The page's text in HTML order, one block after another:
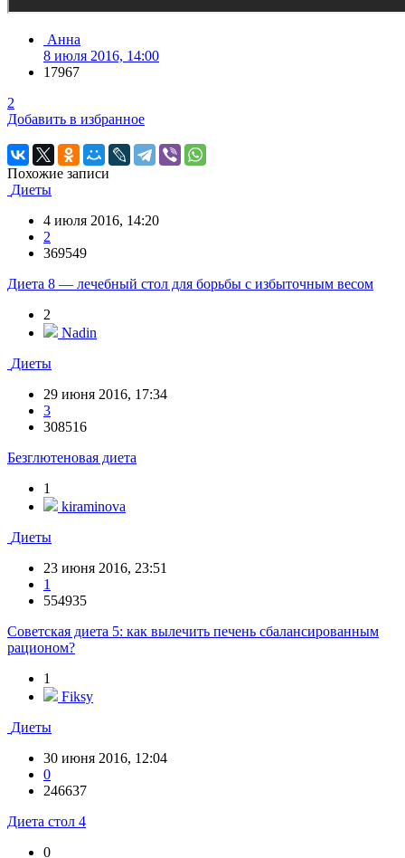
Анна
8 июля 2016, 14:00
17967
2
Добавить в избранное
Похожие записи
Диеты
4 июля 2016, 14:20
2
369549
Диета 8 — лечебный стол для борьбы с избыточным весом
2
Nadin
Диеты
29 июня 2016, 17:34
3
308516
Безглютеновая диета
1
kiraminova
Диеты
23 июня 2016, 23:51
1
554935
Советская диета 5: как вылечить печень сбалансированным
рационом?
1
Fiksy
Диеты
30 июня 2016, 12:04
0
246637
Диета стол 4
0